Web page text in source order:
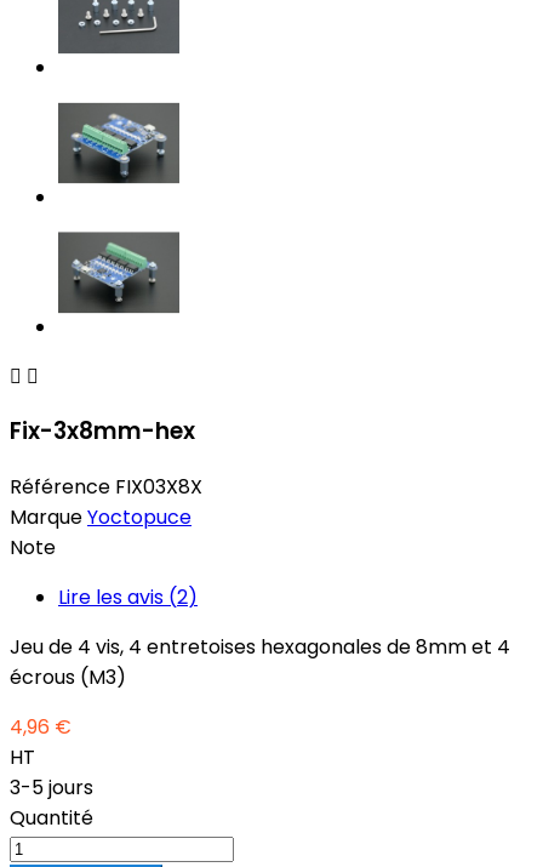
 
Fix-3x8mm-hex
Référence FIX03X8X
MarqueYoctopuce
Note
Lire les avis (2)
Jeu de 4 vis, 4 entretoises hexagonales de 8mm et 4
écrous (M3)
4,96 €
HT
3-5 jours
Quantité